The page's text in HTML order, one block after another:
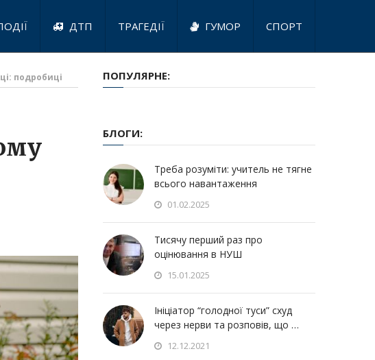
ДТП ТРАГЕДІЇ ГУМОР СПОРТ
подробиці ПОПУЛЯРНЕ:
БЛОГИ:
Треба розуміти: учитель не тягне
всього навантаження
01.02.2025
Тисячу перший раз про
оцінювання в НУШ
15.01.2025
Ініціатор “голодної туси” схуд
через нерви та розповів, що …
12.12.2021